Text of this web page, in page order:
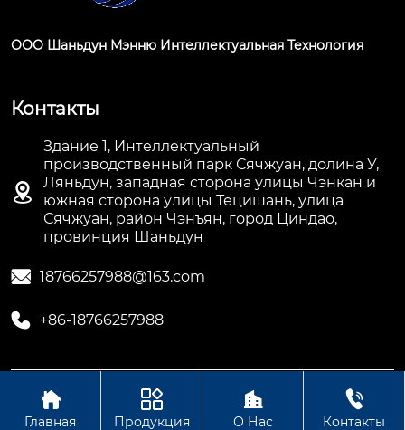
ООО Шаньдун Мэнню Интеллектуальная Технология
Контакты

Здание 1, Интеллектуальный
производственный парк Сячжуан, долина У,
Ляньдун, западная сторона улицы Чэнкан и
южная сторона улицы Тецишань, улица
Сячжуан, район Чэнъян, город Циндао,
провинция Шаньдун
 18766257988@163.com
 +86-18766257988
Авторское право©ООО Шаньдун Мэнню
Интеллектуальная Технология

Главная

Продукция

О Нас

Контакты